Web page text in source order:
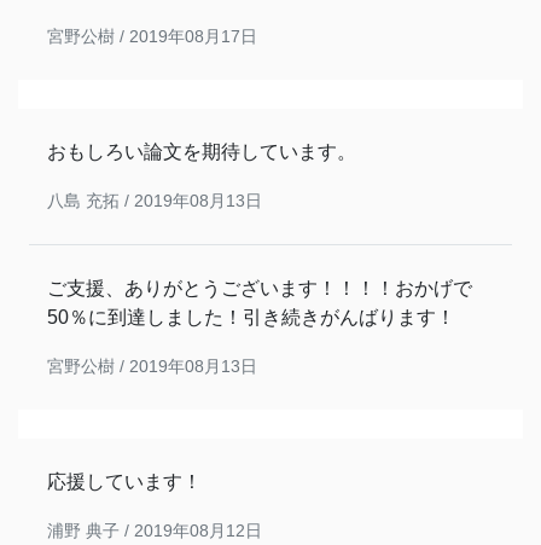
宮野公樹 / 2019年08月17日
おもしろい論文を期待しています。
八島 充拓 / 2019年08月13日
ご支援、ありがとうございます！！！！おかげで
50％に到達しました！引き続きがんばります！
宮野公樹 / 2019年08月13日
応援しています！
浦野 典子 / 2019年08月12日